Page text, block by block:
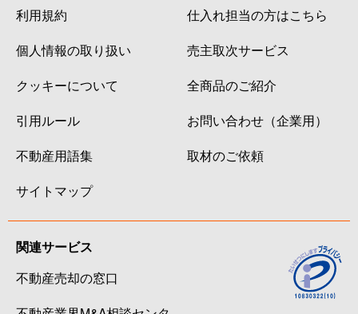
利用規約
個人情報の取り扱い
クッキーについて
引用ルール
不動産用語集
サイトマップ
仕入れ担当の方はこちら
売主取次サービス
全商品のご紹介
お問い合わせ（企業用）
取材のご依頼
関連サービス
不動産売却の窓口